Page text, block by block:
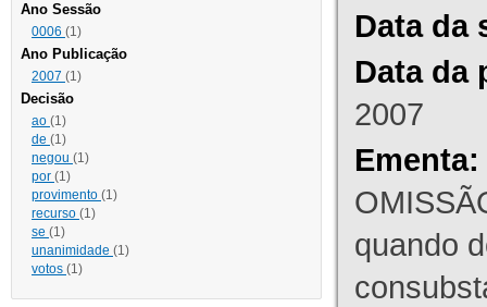
Ano Sessão
0006 (1)
Ano Publicação
2007 (1)
Decisão
ao (1)
de (1)
negou (1)
por (1)
provimento (1)
recurso (1)
se (1)
unanimidade (1)
votos (1)
Data da
Data da
2007
Ementa:
quando